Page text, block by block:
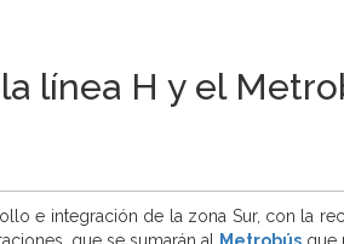
línea H y el
e integración de la zona Sur, con la